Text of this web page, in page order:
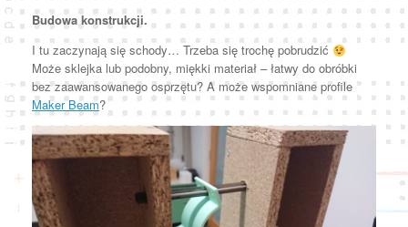
Budowa konstrukcji.
I tu zaczynają się schody… Trzeba się trochę pobrudzić
Może sklejka lub podobny, miękki materiał – łatwy do obróbki
bez zaawansowanego osprzętu? A może wspomniane profile
Maker Beam?